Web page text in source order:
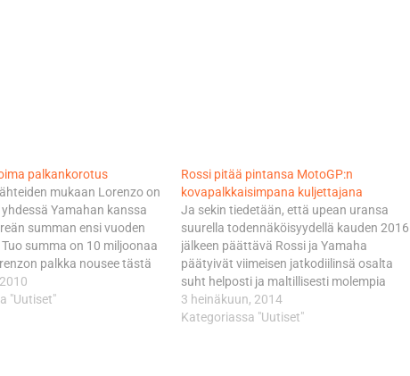
palkankorotus
mukaan Lorenzo on
Yamahan kanssa
summan ensi vuoden
summa on 10 miljoonaa
palkka nousee tästä
peräti kuudella
pääsponsori on
"Uutiset"
Rossi pitää pintansa MotoGP:n
kovapalkkaisimpana kuljettajana
Ja sekin tiedetään, että upean uransa
suurella todennäköisyydellä kauden 2016
jälkeen päättävä Rossi ja Yamaha
päätyivät viimeisen jatkodiilinsä osalta
suht helposti ja maltillisesti molempia
osapuolia tyydyttävään ratkaisuun.
Tarkkaa summaa ei tosin tuoda julki,
3 heinäkuun, 2014
Kategoriassa "Uutiset"